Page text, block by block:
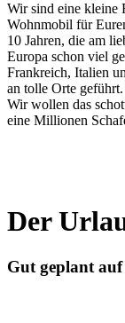
Wir sind eine kleine
Wohnmobil für
10 Jahren, die am
Europa schon viel
Frankreich, Italien
an tolle Orte
Wir wollen das
eine Millionen
Der
Gut geplant auf